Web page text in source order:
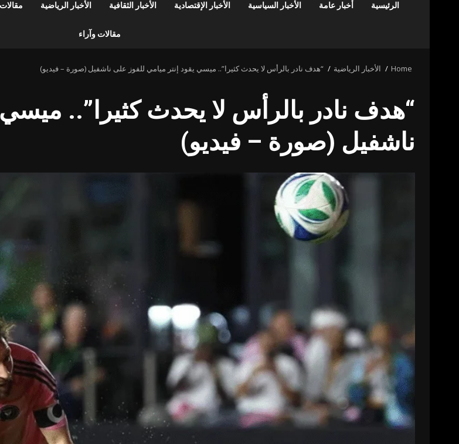
الرئيسية أخبار عامة الأخبار السياسية الأخبار الإقتصادية الأخبار الثقافية الأخبار الرياضية
مقالات وآراء
Home الأخبار الرياضية “هدف نادر بالرأس لا يحدث كثيرا”.. ميسي يقود إنتر ميامي للفوز على ناشفيل (صورة – فيديو)
“هدف نادر بالرأس لا يحدث كثيرا”..
ناشفيل (صورة – فيديو)